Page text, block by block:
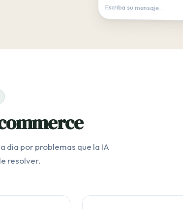
Escriba su mensaje...
dia por problemas que la IA
resolver.